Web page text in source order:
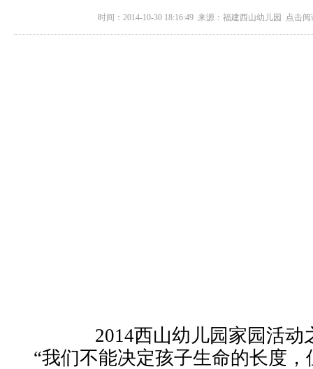
时间：2014-10-30 18:16:49 来源： 福建西山幼儿园 点击阅
2014西山幼儿园家园活动
“我们不能决定孩子生命的长度，